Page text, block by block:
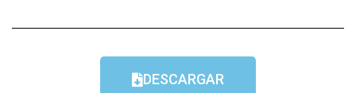
DESCARGAR